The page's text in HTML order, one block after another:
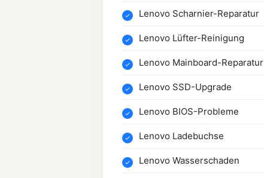
Lenovo Scharnier-Reparatur
Lenovo Lüfter-Reinigung
Lenovo Mainboard-Reparatur
Lenovo SSD-Upgrade
Lenovo BIOS-Probleme
Lenovo Ladebuchse
Lenovo Wasserschaden